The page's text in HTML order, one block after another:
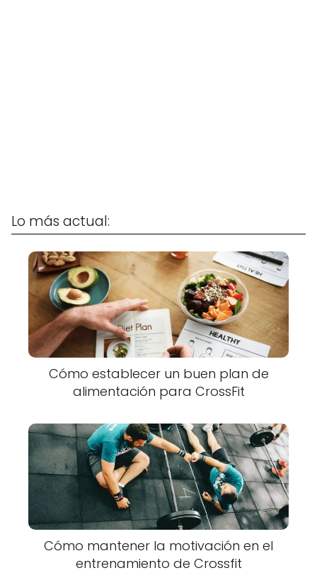
Lo más actual:
Cómo establecer un buen plan de
alimentación para CrossFit
Cómo mantener la motivación en el
entrenamiento de Crossfit